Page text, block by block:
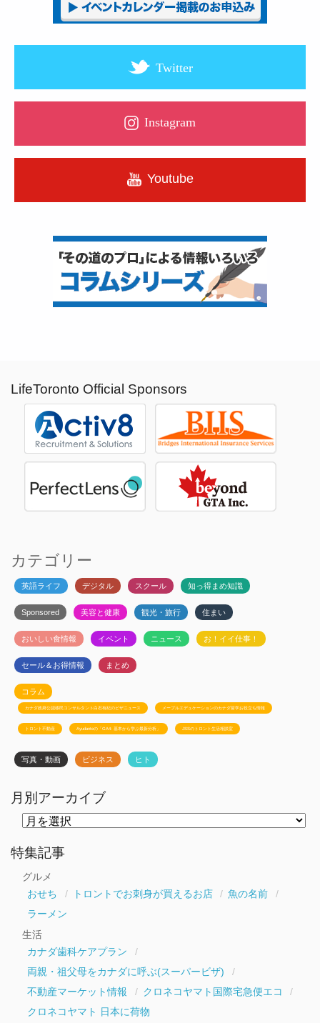
Twitter
Instagram
Youtube
LifeToronto Official Sponsors
カテゴリー
英語ライフ デジタル スクール 知っ得まめ知識
Sponsored 美容と健康 観光・旅行 住まい
おいしい食情報 イベント ニュース お！イイ仕事！
セール＆お得情報 まとめ
コラム
カナダ政府公認移民コンサルタント白石有紀のビザニュース メープルエデュケーションのカナダ留学お役立ち情報
トロント不動産 Ayudanteの「GA4: 基本から学ぶ最新分析」 JSSのトロント生活相談室
写真・動画 ビジネス ヒト
月別アーカイブ
ー
カ
特集記事
グルメ
おせち
トロントでお刺身が買えるお店
魚の名前
ラーメン
生活
カナダ歯科ケアプラン
両親・祖父母をカナダに呼ぶ(スーパービザ)
不動産マーケット情報
クロネコヤマト国際宅急便エコ
クロネコヤマト 日本に荷物